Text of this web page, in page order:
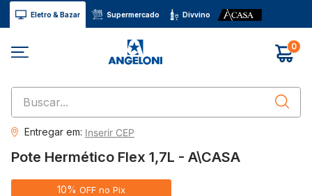
Eletro & Bazar Supermercado Divvino
0
Buscar...
Entregar em: Inserir CEP
Pote Hermético Flex 1,7L - A\CASA
10% OFF no Pix